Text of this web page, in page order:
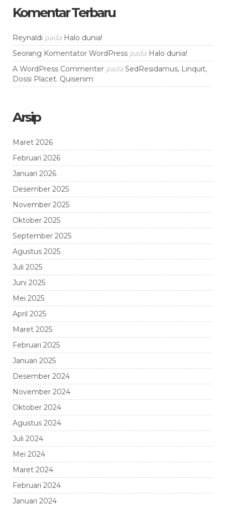
Komentar Terbaru
Reynaldi pada Halo dunia!
Seorang Komentator WordPress pada Halo dunia!
A WordPress Commenter pada SedResidamus, Linquit,
Dossi Placet. Quisenim
Arsip
Maret 2026
Februari 2026
Januari 2026
Desember 2025
November 2025
Oktober 2025
September 2025
Agustus 2025
Juli 2025
Juni 2025
Mei 2025
April 2025
Maret 2025
Februari 2025
Januari 2025
Desember 2024
November 2024
Oktober 2024
Agustus 2024
Juli 2024
Mei 2024
Maret 2024
Februari 2024
Januari 2024